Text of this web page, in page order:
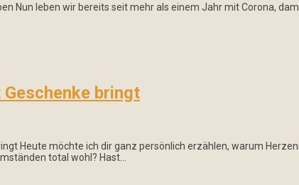
Nun leben wir bereits seit mehr als einem Jahr mit Corona,
bringt
Heute möchte ich dir ganz persönlich erzählen, warum
total wohl? Hast…